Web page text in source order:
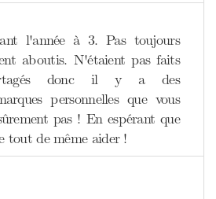
l'année à 3. Pas toujours
aboutis. N'étaient pas faits
donc il y a des
personnelles que vous
pas ! En espérant que
tout de même aider !